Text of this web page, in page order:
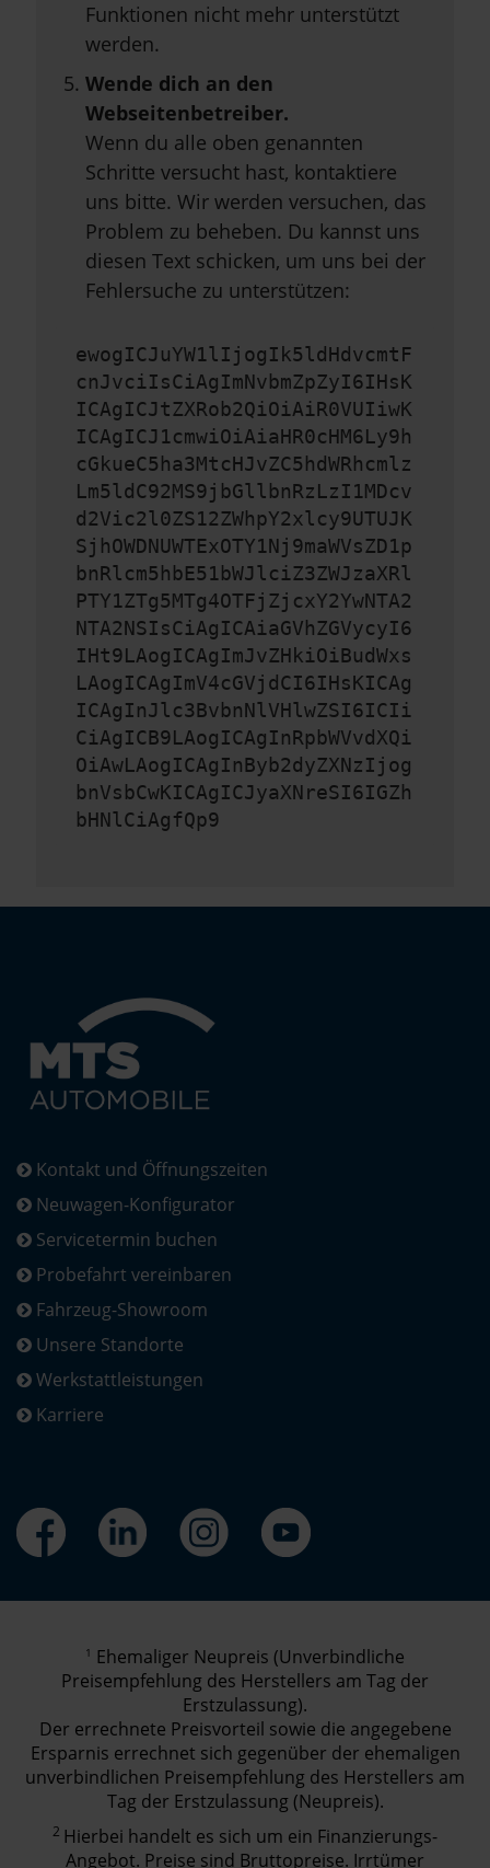
Funktionen nicht mehr unterstützt
werden.
Wende dich an den
Webseitenbetreiber.
Wenn du alle oben genannten
Schritte versucht hast, kontaktiere
uns bitte. Wir werden versuchen, das
Problem zu beheben. Du kannst uns
diesen Text schicken, um uns bei der
Fehlersuche zu unterstützen:
ewogICJuYW1lIjogIk5ldHdvcmtF
cnJvciIsCiAgImNvbmZpZyI6IHsK
ICAgICJtZXRob2QiOiAiR0VUIiwK
ICAgICJ1cmwiOiAiaHR0cHM6Ly9h
cGkueC5ha3MtcHJvZC5hdWRhcmlz
Lm5ldC92MS9jbGllbnRzLzI1MDcv
d2Vic2l0ZS12ZWhpY2xlcy9UTUJK
SjhOWDNUWTExOTY1Nj9maWVsZD1p
bnRlcm5hbE51bWJlciZ3ZWJzaXRl
PTY1ZTg5MTg4OTFjZjcxY2YwNTA2
NTA2NSIsCiAgICAiaGVhZGVycyI6
IHt9LAogICAgImJvZHkiOiBudWxs
LAogICAgImV4cGVjdCI6IHsKICAg
ICAgInJlc3BvbnNlVHlwZSI6ICIi
CiAgICB9LAogICAgInRpbWVvdXQi
OiAwLAogICAgInByb2dyZXNzIjog
bnVsbCwKICAgICJyaXNreSI6IGZh
bHNlCiAgfQp9
Kontakt und Öffnungszeiten
Neuwagen-Konfigurator
Servicetermin buchen
Probefahrt vereinbaren
Fahrzeug-Showroom
Unsere Standorte
Werkstattleistungen
Karriere
1 Ehemaliger Neupreis (Unverbindliche
Preisempfehlung des Herstellers am Tag der
Erstzulassung).
Der errechnete Preisvorteil sowie die angegebene
Ersparnis errechnet sich gegenüber der ehemaligen
unverbindlichen Preisempfehlung des Herstellers am
Tag der Erstzulassung (Neupreis).
2 Hierbei handelt es sich um ein Finanzierungs-
Angebot. Preise sind Bruttopreise. Irrtümer